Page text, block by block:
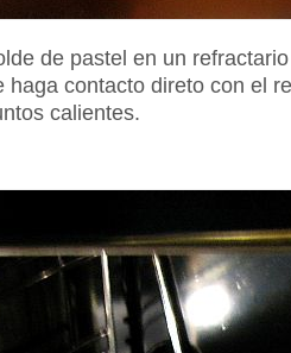
de pastel en un
haga contacto direto con el
calientes.